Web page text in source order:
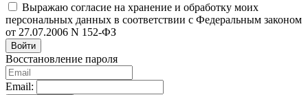
Выражаю согласие на хранение и обработку моих
персональных данных в соответствии с Федеральным законом
от 27.07.2006 N 152-ФЗ
Войти
Восстановление пароля
Email: